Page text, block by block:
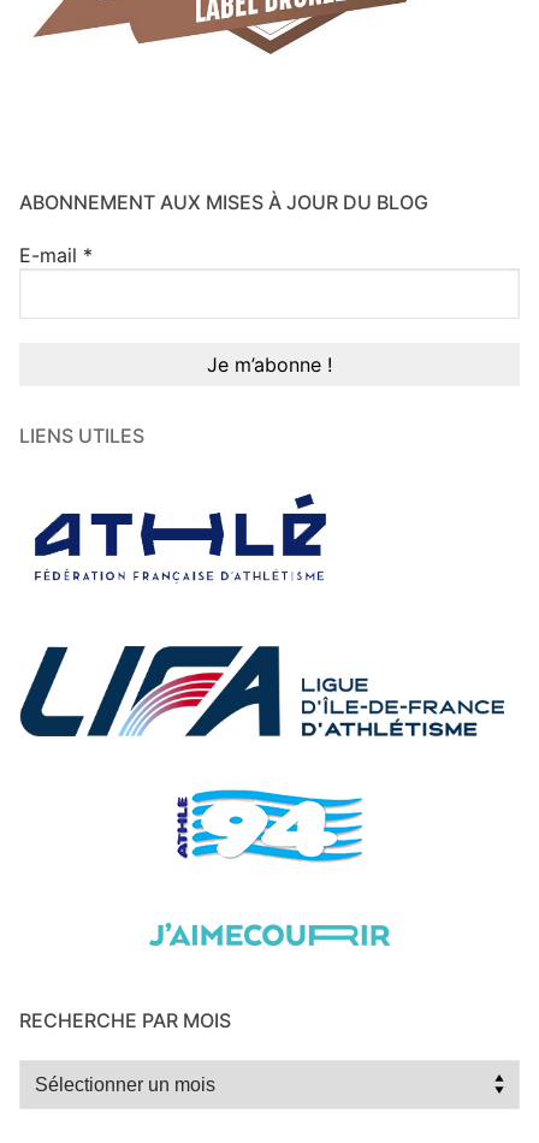
ABONNEMENT AUX MISES À JOUR DU BLOG
E-mail *
LIENS UTILES
RECHERCHE PAR MOIS
Recherche